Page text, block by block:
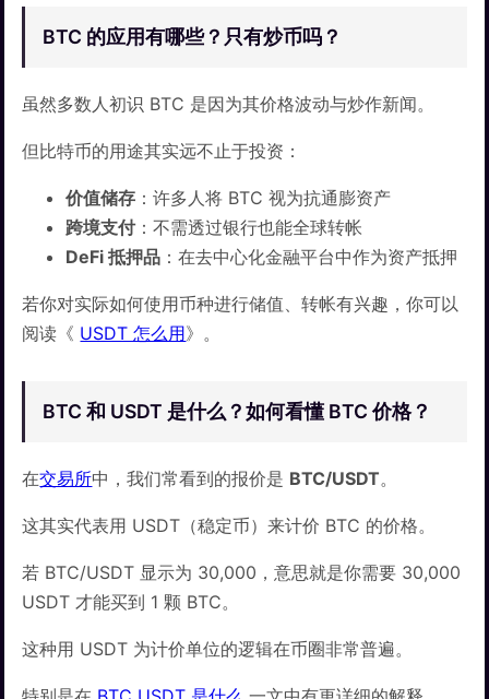
BTC 的应用有哪些？只有炒币吗？
虽然多数人初识 BTC 是因为其价格波动与炒作新闻。
但比特币的用途其实远不止于投资：
价值储存 ：许多人将 BTC 视为抗通膨资产
跨境支付：不需透过银行也能全球转帐
DeFi 抵押品 ：在去中心化金融平台中作为资产抵押
若你对实际如何使用币种进行储值、转帐有兴趣，你可以
阅读《 USDT 怎么用》。
BTC 和 USDT 是什么？如何看懂 BTC 价格？
在交易所中，我们常看到的报价是 BTC/USDT。
这其实代表用 USDT（稳定币）来计价 BTC 的价格。
若 BTC/USDT 显示为 30,000，意思就是你需要 30,000
USDT 才能买到 1 颗 BTC。
这种用 USDT 为计价单位的逻辑在币圈非常普遍。